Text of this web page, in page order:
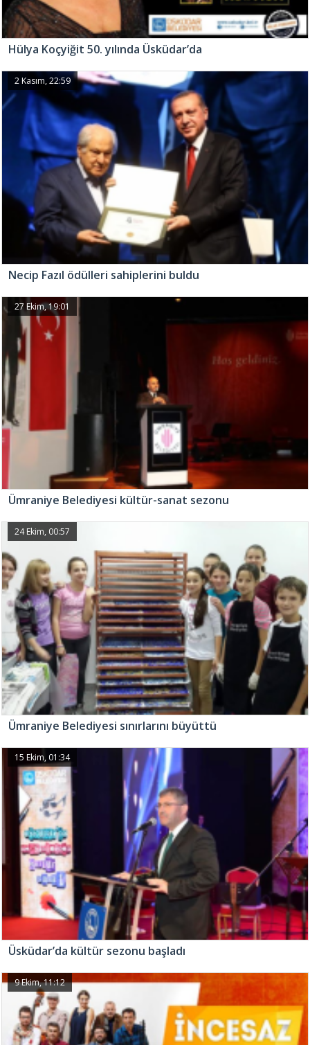
Hülya Koçyiğit 50. yılında Üsküdar’da
2 Kasım, 22:59
Necip Fazıl ödülleri sahiplerini buldu
27 Ekim, 19:01
Ümraniye Belediyesi kültür-sanat sezonu
24 Ekim, 00:57
Ümraniye Belediyesi sınırlarını büyüttü
15 Ekim, 01:34
Üsküdar’da kültür sezonu başladı
9 Ekim, 11:12